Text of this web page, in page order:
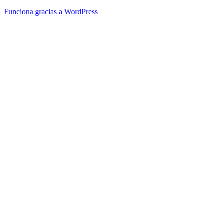
Funciona gracias a WordPress